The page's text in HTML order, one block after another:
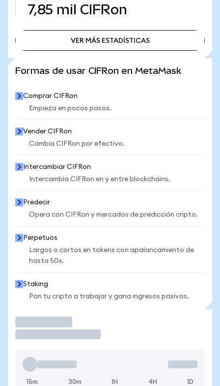
7,85 mil CIFRon
VER MÁS ESTADÍSTICAS
Formas de usar CIFRon en MetaMask
Comprar CIFRon
Empieza en pocos pasos.
Vender CIFRon
Cambia CIFRon por efectivo.
Intercambiar CIFRon
Intercambia CIFRon en y entre blockchains.
Predecir
Opera con CIFRon y mercados de predicción cripto.
Perpetuos
Largos o cortos en tokens con apalancamiento de
hasta 50x.
Staking
Pon tu cripto a trabajar y gana ingresos pasivos.
15m 30m 1H 4H 1D